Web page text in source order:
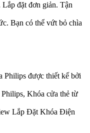
đặt đơn giản. Tận
Bạn có thể vứt bỏ chìa
Philips được thiết kế bởi
Khóa cửa thẻ từ
Lắp Đặt Khóa Điện